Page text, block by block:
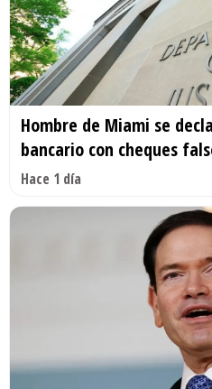
Hombre de Miami se
bancario con cheques
Hace 1 día